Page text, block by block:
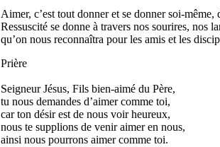
Aimer, c’est tout donner et se donner soi-
Ressuscité se donne à travers nos sourires, nos
qu’on nous reconnaîtra pour les amis et les
Prière
Seigneur Jésus, Fils bien-aimé du Père,
tu nous demandes d’aimer comme toi,
car ton désir est de nous voir heureux,
nous te supplions de venir aimer en nous,
ainsi nous pourrons aimer comme toi.